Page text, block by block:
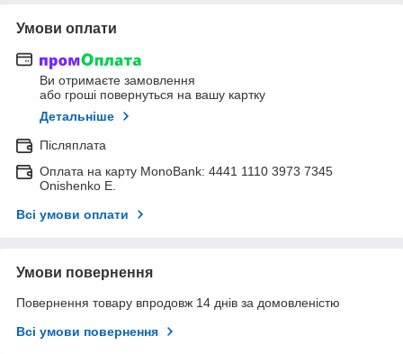
Умови оплати
Ви отримаєте замовлення
або гроші повернуться на вашу картку
Детальніше
Післяплата
Оплата на карту MonoBank: 4441 1110 3973 7345
Onishenko E.
Всі умови оплати
Умови повернення
Повернення товару впродовж 14 днів за домовленістю
Всі умови повернення